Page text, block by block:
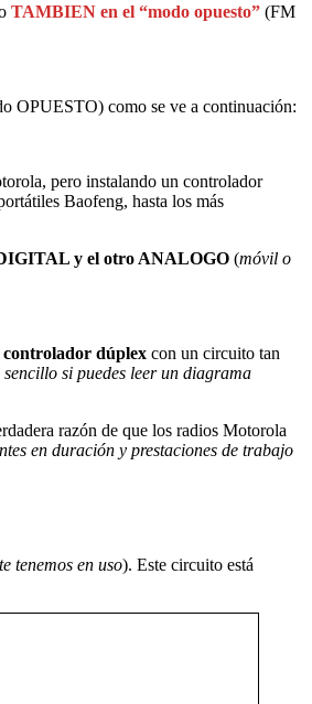
TAMBIEN en el “modo opuesto” (FM
OPUESTO) como se ve a continuación:
pero instalando un controlador
Baofeng, hasta los más
y el otro ANALOGO (móvil o
dúplex con un circuito tan
si puedes leer un diagrama
razón de que los radios Motorola
en duración y prestaciones de trabajo
tenemos en uso). Este circuito está